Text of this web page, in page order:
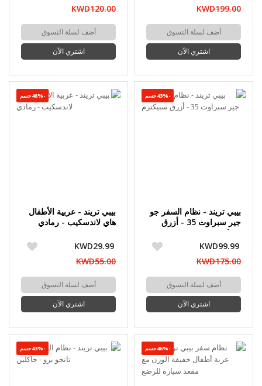
KWD199.00
أضف لسلة التسوق
اشتري الآن
KWD120.00
أضف لسلة التسوق
اشتري الآن
-43%حسم
بيبي تريند - نظام السفر جو
جير سبراوت 35 - أزرق
سبيكترم
KWD99.99
KWD175.00
أضف لسلة التسوق
اشتري الآن
-46%حسم
بيبي تريند - عربية الأطفال
هاي لاندسكيب - رمادي
KWD29.99
KWD55.00
أضف لسلة التسوق
اشتري الآن
-46%حسم -43%حسم